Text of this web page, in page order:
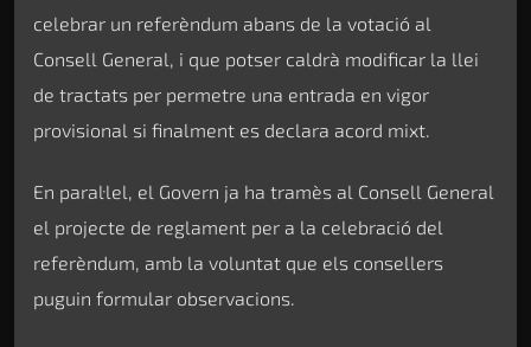
celebrar un referèndum abans de la votació al
Consell General, i que potser caldrà modificar la llei
de tractats per permetre una entrada en vigor
provisional si finalment es declara acord mixt.
En paral·lel, el Govern ja ha tramès al Consell General
el projecte de reglament per a la celebració del
referèndum, amb la voluntat que els consellers
puguin formular observacions.